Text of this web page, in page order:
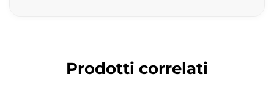
raffinata, perfetta per ambienti
contemporanei, bagni ospiti e progetti
Prodotti correlati